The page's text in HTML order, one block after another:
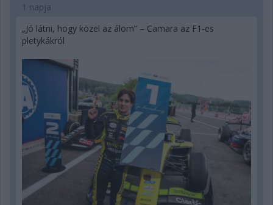
1 napja
„Jó látni, hogy közel az álom” – Camara az F1-es
pletykákról